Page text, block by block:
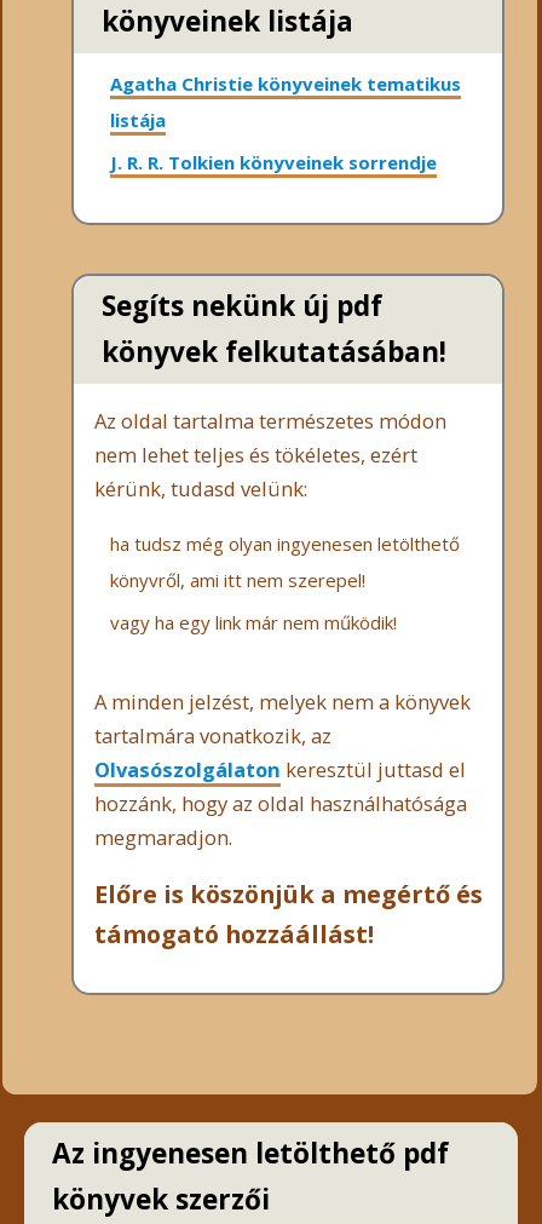
könyveinek listája
Agatha Christie könyveinek tematikus
listája
J. R. R. Tolkien könyveinek sorrendje
Segíts nekünk új pdf
könyvek felkutatásában!
Az oldal tartalma természetes módon
nem lehet teljes és tökéletes, ezért
kérünk, tudasd velünk:
ha tudsz még olyan ingyenesen letölthető
könyvről, ami itt nem szerepel!
vagy ha egy link már nem működik!
A minden jelzést, melyek nem a könyvek
tartalmára vonatkozik, az
Olvasószolgálaton keresztül juttasd el
hozzánk, hogy az oldal használhatósága
megmaradjon.
Előre is köszönjük a megértő és
támogató hozzáállást!
Az ingyenesen letölthető pdf
könyvek szerzői